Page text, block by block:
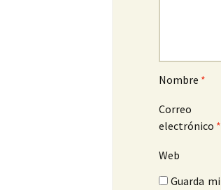
Nombre *
Correo
electrónico *
Web
Guarda